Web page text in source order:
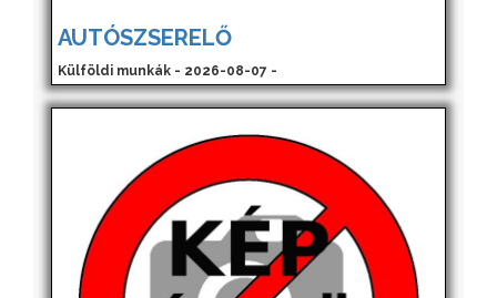
AUTÓSZSERELŐ
Külföldi munkák - 2026-08-07 -